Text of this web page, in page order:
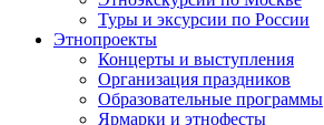
Туры и эксурсии по России
Этнопроекты
Концерты и выступления
Организация праздников
Образовательные программы
Ярмарки и этнофесты